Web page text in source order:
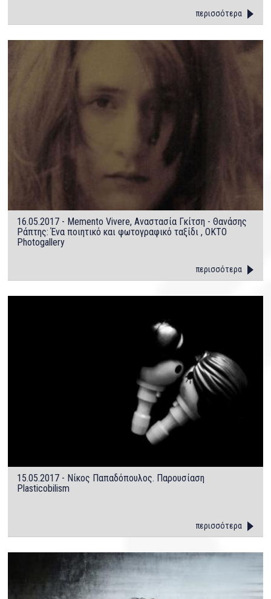
περισσότερα
16.05.2017 - Memento Vivere, Αναστασία Γκίτση - Θανάσης
Ράπτης: Ένα ποιητικό και φωτογραφικό ταξίδι , OΚΤΟ
Photogallery
περισσότερα
15.05.2017 - Νίκος Παπαδόπουλος. Παρουσίαση
Plasticobilism
περισσότερα